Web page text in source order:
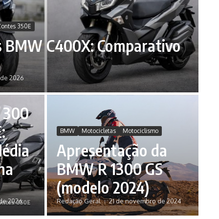
350E
BMW C400X: Comparativo
2026
300
2026
BMW Motocicletas Motociclismo
Apresentação da
BMW R 1300 GS
(modelo 2024)
Redação Geral 21 de novembro de 2024